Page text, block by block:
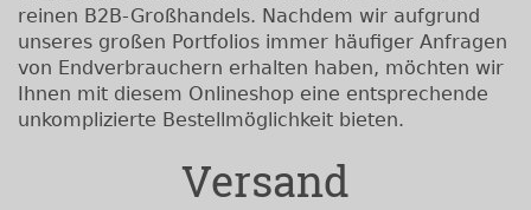
reinen B2B-Großhandels. Nachdem wir aufgrund
unseres großen Portfolios immer häufiger Anfragen
von Endverbrauchern erhalten haben, möchten wir
Ihnen mit diesem Onlineshop eine entsprechende
unkomplizierte Bestellmöglichkeit bieten.
Versand